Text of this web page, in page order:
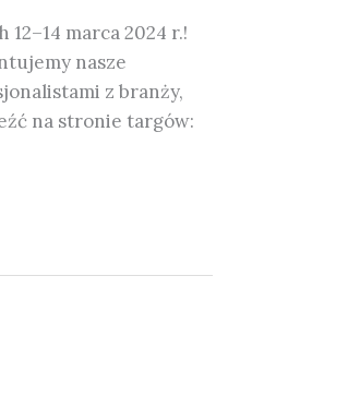
marca 2024 r.!
nasze
z branży,
na stronie targów: